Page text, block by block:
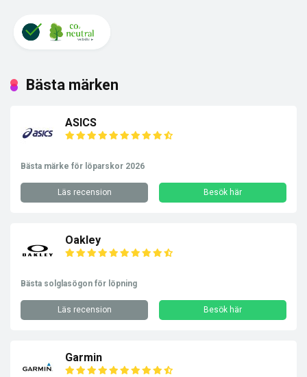
Bästa märken
ASICS
Bästa märke för löparskor 2026
Läs recension Besök här
Oakley
Bästa solglasögon för löpning
Läs recension Besök här
Garmin